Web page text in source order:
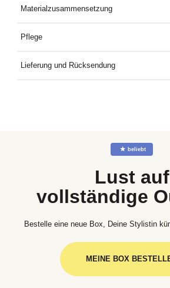
Materialzusammensetzung
Pflege
Lieferung und Rücksendung
☆ beliebt
Lust auf
vollständige
Bestelle eine neue Box, Deine Stylistin
MEINE BOX